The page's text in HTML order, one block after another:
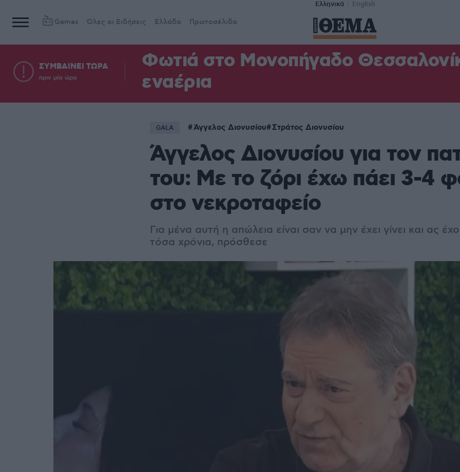
Ελληνικά English
Games Όλες οι Ειδήσεις Ελλάδα Πρωτοσέλιδα
ΣΥΜΒΑΙΝΕΙ ΤΩΡΑ
πριν μία ώρα
Φωτιά στο Μονοπήγαδο
εναέρια
GALA Άγγελος Διονυσίου Στράτος Διονυσίου
Άγγελος Διονυσίου για τον
του: Με το ζόρι έχω πάει 3-4
στο νεκροταφείο
Για μένα αυτή η απώλεια είναι σαν να μην έχει γίνει και ας
τόσα χρόνια, πρόσθεσε